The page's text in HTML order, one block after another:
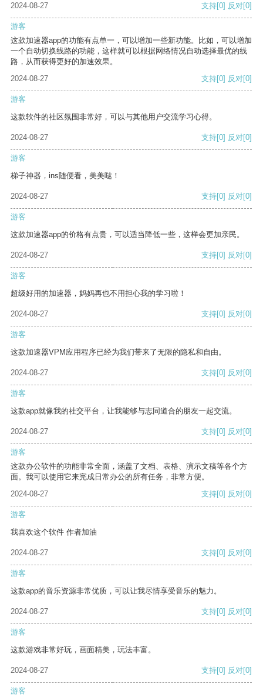
2024-08-27 支持[0] 反对[0]
游客
这款加速器app的功能有点单一，可以增加一些新功能。比如，可以增加
一个自动切换线路的功能，这样就可以根据网络情况自动选择最优的线
路，从而获得更好的加速效果。
2024-08-27
支持[0] 反对[0]
游客
这款软件的社区氛围非常好，可以与其他用户交流学习心得。
2024-08-27 支持[0] 反对[0]
游客
梯子神器，ins随便看，美美哒！
2024-08-27 支持[0] 反对[0]
游客
这款加速器app的价格有点贵，可以适当降低一些，这样会更加亲民。
2024-08-27 支持[0] 反对[0]
游客
超级好用的加速器，妈妈再也不用担心我的学习啦！
2024-08-27 支持[0] 反对[0]
游客
这款加速器VPM应用程序已经为我们带来了无限的隐私和自由。
2024-08-27 支持[0] 反对[0]
游客
这款app就像我的社交平台，让我能够与志同道合的朋友一起交流。
2024-08-27 支持[0] 反对[0]
游客
这款办公软件的功能非常全面，涵盖了文档、表格、演示文稿等各个方
面。我可以使用它来完成日常办公的所有任务，非常方便。
2024-08-27
支持[0] 反对[0]
游客
我喜欢这个软件 作者加油
2024-08-27 支持[0] 反对[0]
游客
这款app的音乐资源非常优质，可以让我尽情享受音乐的魅力。
2024-08-27 支持[0] 反对[0]
游客
这款游戏非常好玩，画面精美，玩法丰富。
2024-08-27 支持[0] 反对[0]
游客